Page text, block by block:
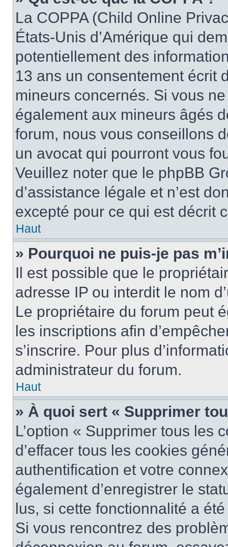
La COPPA (Child Online
États-Unis d’Amérique qui
potentiellement des
13 ans un consentement écrit
mineurs concernés. Si vous
également aux mineurs âgés
forum, nous vous conseillons
un avocat qui pourront vous
Veuillez noter que le phpBB
d’assistance légale et n’est
excepté pour ce qui est décrit
Haut
» Pourquoi ne puis-je pas
Il est possible que le
adresse IP ou interdit le nom
Le propriétaire du forum peut
les inscriptions afin
s’inscrire. Pour plus
administrateur du forum.
Haut
» À quoi sert « Supprimer
L’option « Supprimer tous les
d’effacer tous les cookies
authentification et votre
également d’enregistrer le
lus, si cette fonctionnalité a
Si vous rencontrez des